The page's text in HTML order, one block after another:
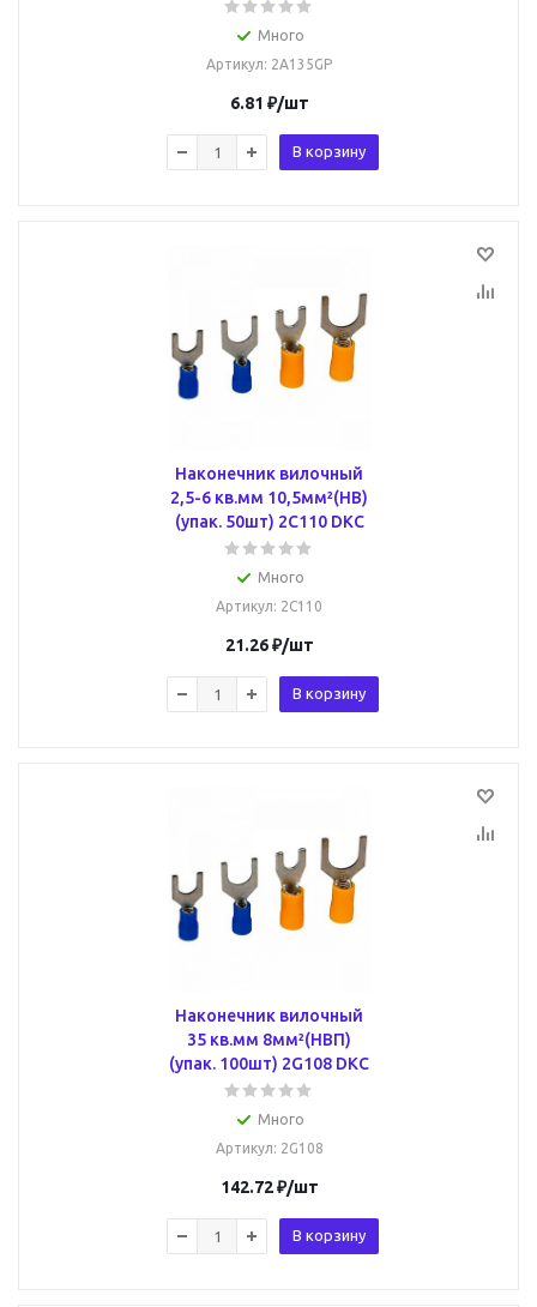
Много
Артикул: 2A135GP
6.81 ₽/шт
В корзину
Наконечник вилочный
2,5-6 кв.мм 10,5мм²(НВ)
(упак. 50шт) 2C110 DKC
Много
Артикул: 2C110
21.26₽/шт
В корзину
Наконечник вилочный
35 кв.мм 8мм²(НВП)
(упак. 100шт) 2G108 DKC
Много
Артикул: 2G108
142.72₽/шт
В корзину